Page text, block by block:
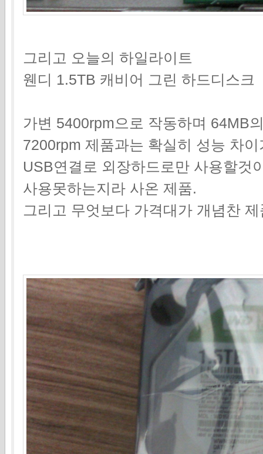
그리고 오늘의 하일라이트
웬디 1.5TB 캐비어 그린 하드디스크
가변 5400rpm으로 작동하며 64MB
7200rpm 제품과는 확실히 성능 차
USB연결로 외장하드로만 사용할것
사용못하는지라 사온 제품.
그리고 무엇보다 가격대가 개념찬